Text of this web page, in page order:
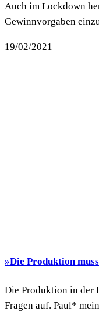
Auch im Lockdown
Gewinnvorgaben
19/02/2021
»Die Produktion
Die Produktion in der
Fragen auf. Paul*